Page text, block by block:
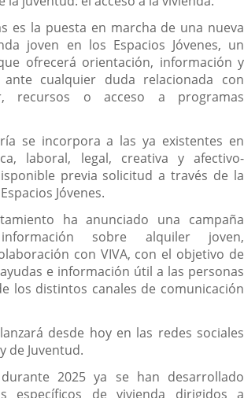
es la puesta en marcha de una nueva
joven en los Espacios Jóvenes, un
ofrecerá orientación, información y
ante cualquier duda relacionada con
recursos o acceso a programas
se incorpora a las ya existentes en
laboral, legal, creativa y afectivo-
previa solicitud a través de la
Jóvenes.
ha anunciado una campaña
sobre alquiler joven,
con VIVA, con el objetivo de
e información útil a las personas
los distintos canales de comunicación
desde hoy en las redes sociales
de Juventud.
2025 ya se han desarrollado
específicos de vivienda dirigidos a